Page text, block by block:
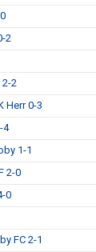
2
2-2
Herr 0-3
4
1-1
2-0
0
FC 2-1